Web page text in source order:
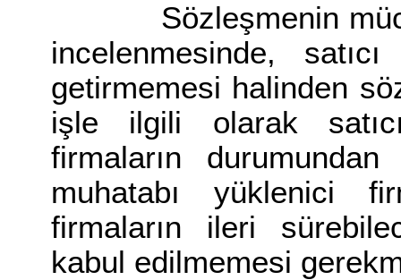
Sözleşmenin
incelenmesinde,
getirmemesi halinden
işle ilgili olarak
firmaların
muhatabı yüklenici
firmaların ileri
kabul edilmemesi